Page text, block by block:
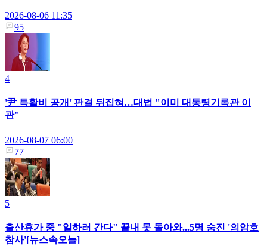
2026-08-06 11:35
95
4
'尹 특활비 공개' 판결 뒤집혀…대법 "이미 대통령기록관 이
관"
2026-08-07 06:00
77
5
출산휴가 중 "일하러 간다" 끝내 못 돌아와...5명 숨진 '의암호
참사'[뉴스속오늘]